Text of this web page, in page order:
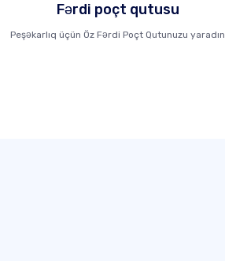
Fərdi poçt qutusu
Peşəkarlıq üçün Öz Fərdi Poçt Qutunuzu yaradın